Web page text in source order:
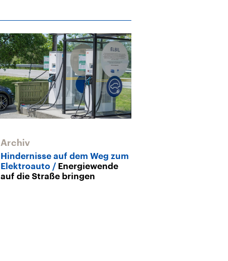
Archiv
Hindernisse auf dem Weg zum
Elektroauto
Energiewende
auf die Straße bringen